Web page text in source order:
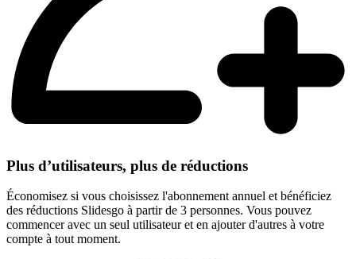
Plus d’utilisateurs, plus de réductions
Économisez si vous choisissez l'abonnement annuel et bénéficiez
des réductions Slidesgo à partir de 3 personnes. Vous pouvez
commencer avec un seul utilisateur et en ajouter d'autres à votre
compte à tout moment.